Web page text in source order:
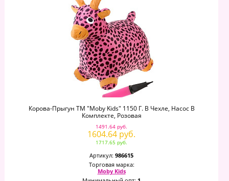
Корова-Прыгун ТМ "Moby Kids" 1150 Г. В Чехле, Насос В
Комплекте, Розовая
1491.64 руб.
1604.64 руб.
1717.65 руб.
Артикул: 986615
Торговая марка:
Moby Kids